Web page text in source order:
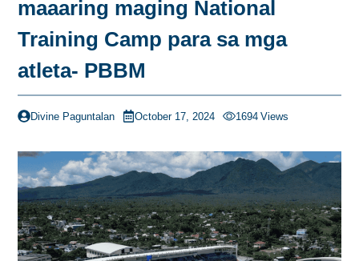
maaaring maging National
Training Camp para sa mga
atleta- PBBM
Divine Paguntalan October 17, 2024 1694 Views